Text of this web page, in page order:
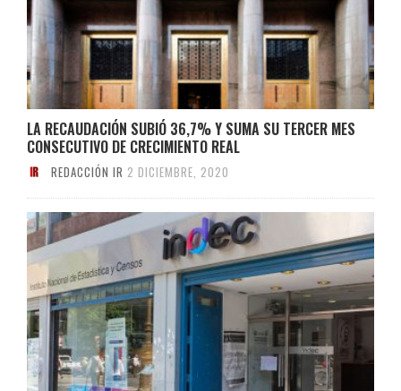
LA RECAUDACIÓN SUBIÓ 36,7% Y SUMA SU TERCER MES
CONSECUTIVO DE CRECIMIENTO REAL
REDACCIÓN IR 2 DICIEMBRE, 2020